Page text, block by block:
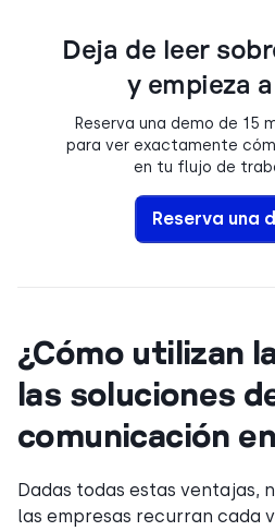
Deja de leer
y empieza
Reserva una demo de 15
para ver exactamente
en tu flujo de
Reserva una
¿Cómo utilizan
las soluciones
comunicación
Dadas todas estas ventajas,
las empresas recurran cada